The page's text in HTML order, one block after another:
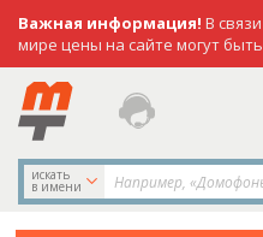
Важная информация! В
мире цены на сайте могут
искать
в имени